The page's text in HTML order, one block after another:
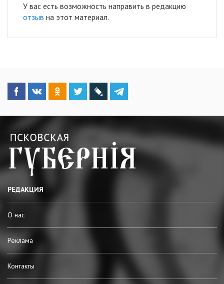
У вас есть возможность направить в редакцию
отзыв на этот материал.
РЕДАКЦИЯ
О нас
Реклама
Контакты